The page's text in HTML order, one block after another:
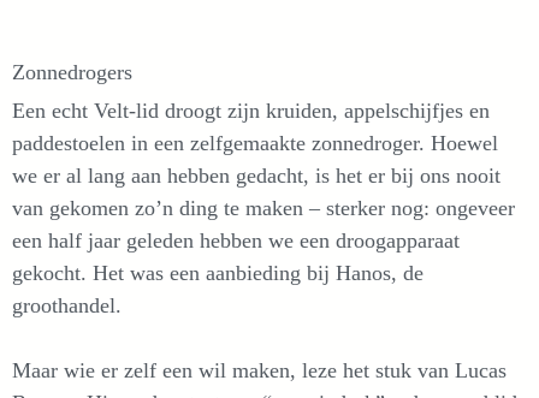
Zonnedrogers
Een echt Velt-lid droogt zijn kruiden, appelschijfjes en
paddestoelen in een zelfgemaakte zonnedroger. Hoewel
we er al lang aan hebben gedacht, is het er bij ons nooit
van gekomen zo’n ding te maken – sterker nog: ongeveer
een half jaar geleden hebben we een droogapparaat
gekocht. Het was een aanbieding bij Hanos, de
groothandel.
Maar wie er zelf een wil maken, leze het stuk van Lucas